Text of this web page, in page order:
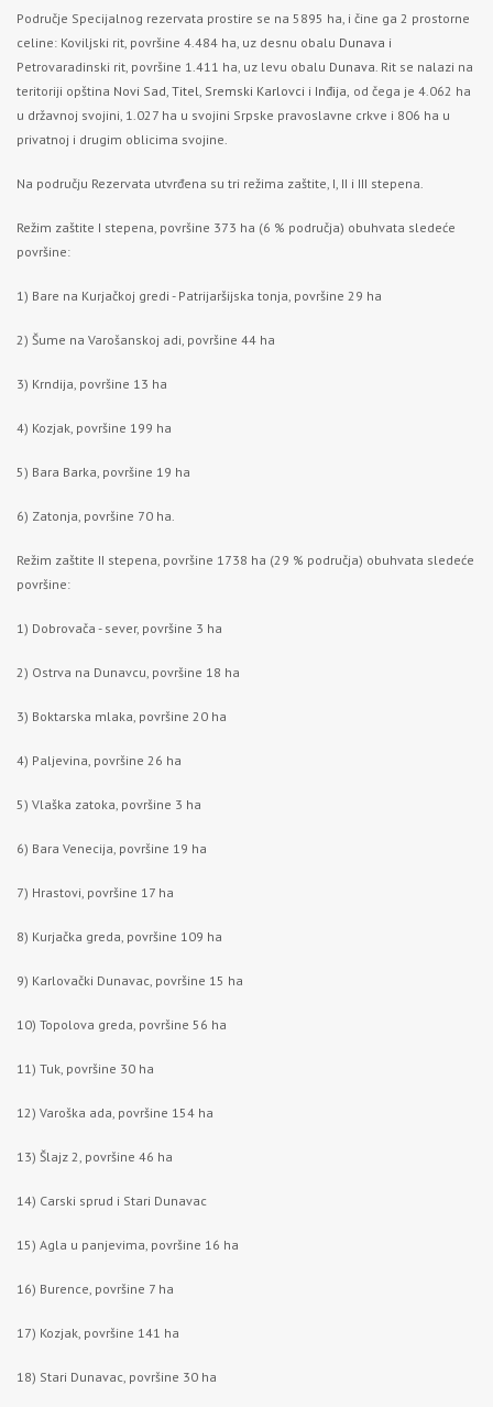
Područje Specijalnog rezervata prostire se na 5895 ha, i čine ga 2 prostorne
celine: Koviljski rit, površine 4.484 ha, uz desnu obalu Dunava i
Petrovaradinski rit, površine 1.411 ha, uz levu obalu Dunava. Rit se nalazi na
teritoriji opština Novi Sad, Titel, Sremski Karlovci i Inđija, od čega je 4.062 ha
u državnoj svojini, 1.027 ha u svojini Srpske pravoslavne crkve i 806 ha u
privatnoj i drugim oblicima svojine.
Na području Rezervata utvrđena su tri režima zaštite, I, II i III stepena.
Režim zaštite I stepena, površine 373 ha (6 % područja) obuhvata sledeće
površine:
1) Bare na Kurjačkoj gredi - Patrijaršijska tonja, površine 29 ha
2) Šume na Varošanskoj adi, površine 44 ha
3) Krndija, površine 13 ha
4) Kozjak, površine 199 ha
5) Bara Barka, površine 19 ha
6) Zatonja, površine 70 ha.
Režim zaštite II stepena, površine 1738 ha (29 % područja) obuhvata sledeće
površine:
1) Dobrovača - sever, površine 3 ha
2) Ostrva na Dunavcu, površine 18 ha
3) Boktarska mlaka, površine 20 ha
4) Paljevina, površine 26 ha
5) Vlaška zatoka, površine 3 ha
6) Bara Venecija, površine 19 ha
7) Hrastovi, površine 17 ha
8) Kurjačka greda, površine 109 ha
9) Karlovački Dunavac, površine 15 ha
10) Topolova greda, površine 56 ha
11) Tuk, površine 30 ha
12) Varoška ada, površine 154 ha
13) Šlajz 2, površine 46 ha
14) Carski sprud i Stari Dunavac
15) Agla u panjevima, površine 16 ha
16) Burence, površine 7 ha
17) Kozjak, površine 141 ha
18) Stari Dunavac, površine 30 ha